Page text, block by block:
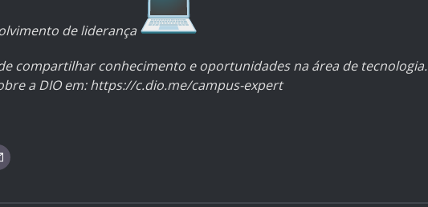
de liderança
compartilhar conhecimento e oportunidades na área de tecnologia.
a DIO em:https://c.dio.me/campus-expert